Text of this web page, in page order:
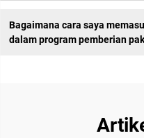
Bagaimana cara saya
dalam program pemberian